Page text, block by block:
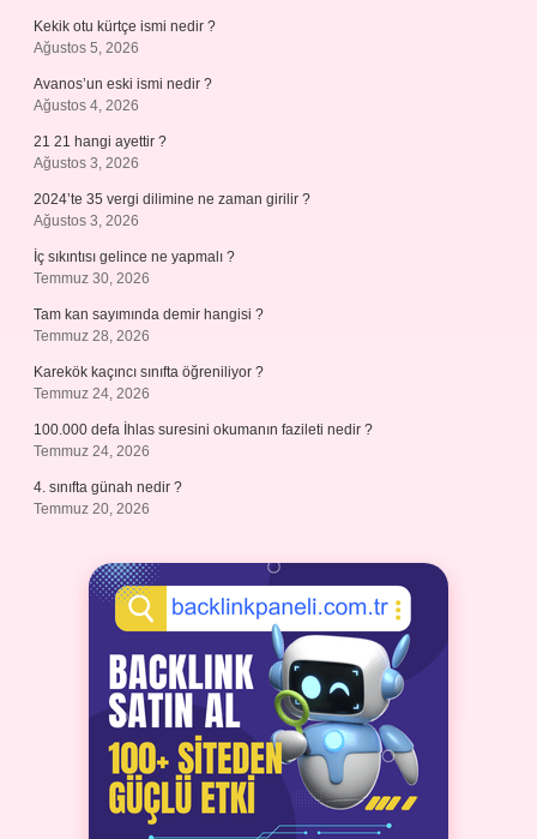
Kekik otu kürtçe ismi nedir ?
Ağustos 5, 2026
Avanos’un eski ismi nedir ?
Ağustos 4, 2026
21 21 hangi ayettir ?
Ağustos 3, 2026
2024’te 35 vergi dilimine ne zaman girilir ?
Ağustos 3, 2026
İç sıkıntısı gelince ne yapmalı ?
Temmuz 30, 2026
Tam kan sayımında demir hangisi ?
Temmuz 28, 2026
Karekök kaçıncı sınıfta öğreniliyor ?
Temmuz 24, 2026
100.000 defa İhlas suresini okumanın fazileti nedir ?
Temmuz 24, 2026
4. sınıfta günah nedir ?
Temmuz 20, 2026